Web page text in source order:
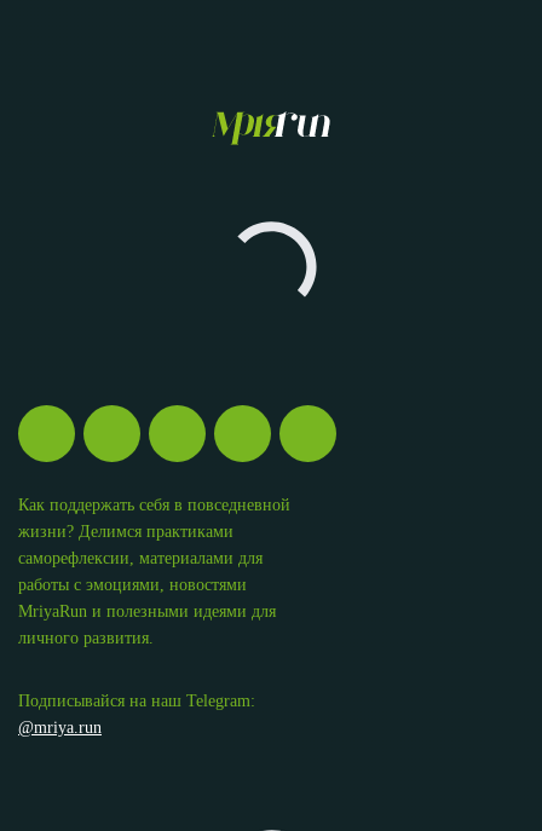
Как поддержать себя в повседневной
жизни? Делимся практиками
саморефлексии, материалами для
работы с эмоциями, новостями
MriyaRun и полезными идеями для
личного развития.
Подписывайся на наш Telegram:
@mriya.run